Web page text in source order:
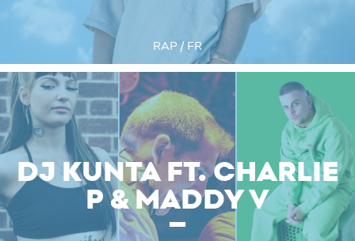
RAP / FR
DJ KUNTA FT. CHARLIE
P & MADDY V